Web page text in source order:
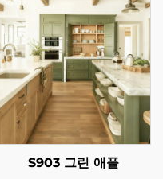
S903 그린 애플